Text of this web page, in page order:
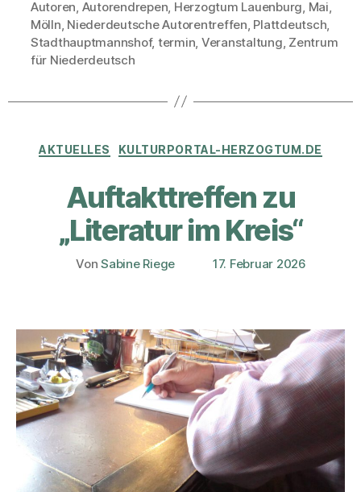
Schlagwörter
Autoren Autorendrepen Herzogtum Lauenburg Mai
Mölln Niederdeutsche Autorentreffen Plattdeutsch
Stadthauptmannshof, termin Veranstaltung Zentrum
für Niederdeutsch
Kategorien
AKTUELLES KULTURPORTAL-HERZOGTUM.DE
Auftakttreffen zu
„Literatur im Kreis“
Beitragsautor
VonSabine Riege Veröffentlichungsdatum
17. Februar 2026